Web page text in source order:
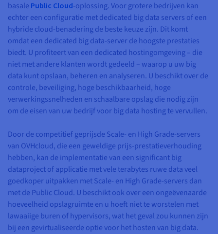
basale Public Cloud-oplossing. Voor grotere bedrijven kan
echter een configuratie met dedicated big data servers of een
hybride cloud-benadering de beste keuze zijn. Dit komt
omdat een dedicated big data-server de hoogste prestaties
biedt. U profiteert van een dedicated hostingomgeving – die
niet met andere klanten wordt gedeeld – waarop u uw big
data kunt opslaan, beheren en analyseren. U beschikt over de
controle, beveiliging, hoge beschikbaarheid, hoge
verwerkingssnelheden en schaalbare opslag die nodig zijn
om de eisen van uw bedrijf voor big data hosting te vervullen.
Door de competitief geprijsde Scale- en High Grade-servers
van OVHcloud, die een geweldige prijs-prestatieverhouding
hebben, kan de implementatie van een significant big
dataproject of applicatie met vele terabytes ruwe data veel
goedkoper uitpakken met Scale- en High Grade-servers dan
met de Public Cloud. U beschikt ook over een ongeëvenaarde
hoeveelheid opslagruimte en u hoeft niet te worstelen met
lawaaiige buren of hypervisors, wat het geval zou kunnen zijn
bij een gevirtualiseerde optie voor het hosten van big data.